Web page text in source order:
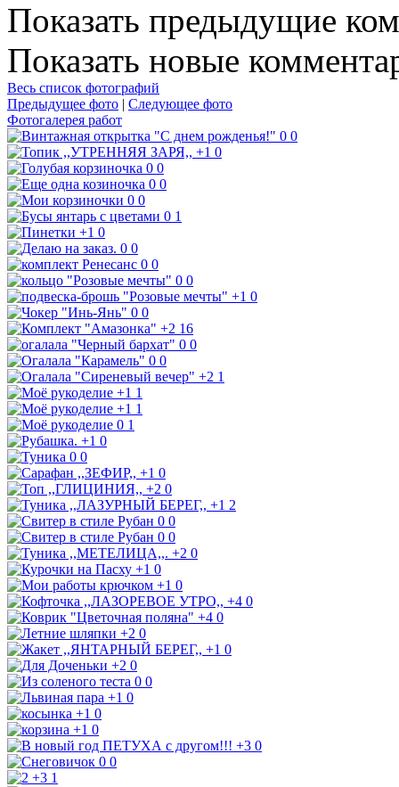
Показать предыдущие
Показать новые
Весь список фотографий
Предыдущее фото | Следующее фото
Фотогалерея работ
0 0
+1 0
0 0
0 0
0 0
0 1
+1 0
0 0
0 0
0 0
+1 0
0 0
+2 16
0 0
0 0
+2 1
+1 1
+1 1
0 1
+1 0
0 0
+1 0
+2 0
+1 2
0 0
0 0
+2 0
+1 0
+1 0
+4 0
+4 0
+2 0
+1 0
+2 0
0 0
+1 0
+1 0
+1 0
+3 0
0 0
+3 1